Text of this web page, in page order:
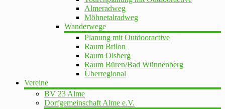
Almeradweg
Möhnetalradweg
Wanderwege
Planung mit Outdooractive
Raum Brilon
Raum Olsberg
Raum Büren/Bad Wünnenberg
Überregional
Vereine
BV 23 Alme
Dorfgemeinschaft Alme e.V.